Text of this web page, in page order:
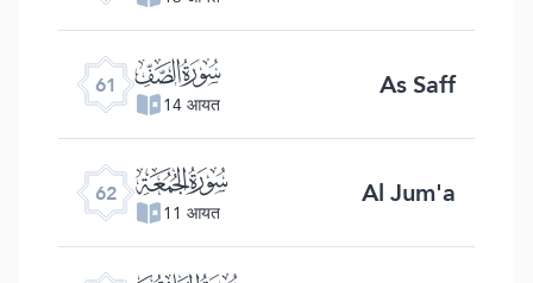
61 ﯪ
14 आयत As Saff
62 ﯫ
11 आयत Al Jum'a